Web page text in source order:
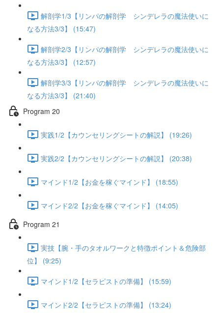
解剖学1/3【リンパの解剖学 シンデレラの魔法使いに
なる方法3/3】 (15:47)
解剖学2/3【リンパの解剖学 シンデレラの魔法使いに
なる方法3/3】 (12:57)
解剖学3/3【リンパの解剖学 シンデレラの魔法使いに
なる方法3/3】 (21:40)
Program 20
実践1/2【カウンセリングシートの解説】 (19:26)
実践2/2【カウンセリングシートの解説】 (20:38)
マインド1/2【お金を稼ぐマインド】 (18:55)
マインド2/2【お金を稼ぐマインド】 (14:05)
Program 21
実技【腕・手のタオルワークと特徴ポイント＆危険部
位】 (9:25)
マインド1/2【セラピストの準備】 (15:59)
マインド2/2【セラピストの準備】 (13:24)